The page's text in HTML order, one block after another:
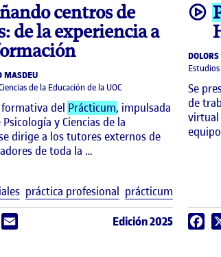
centros de
de la experiencia a
MASDEU
de la Educación de la UOC
del Prácticum, impulsada
y Ciencias de la
dirige a los tutores externos de
de toda la …
Etiquetas
práctica profesional prácticum
LinkedIn Edición 2025
Estudios
Se
de
virtual